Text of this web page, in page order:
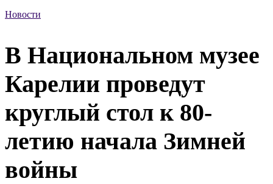
Новости
В Национальном музее
Карелии проведут
круглый стол к 80-
летию начала Зимней
войны